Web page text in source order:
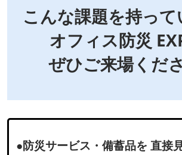
こんな課題を持っ
オフィス防災
ぜひご来場くだ
●防災サービス・備蓄品を 直接